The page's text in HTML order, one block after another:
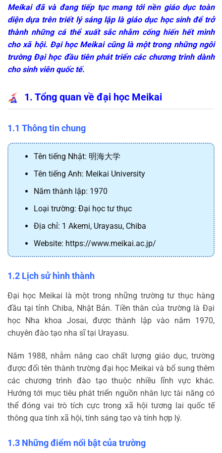
Meikai đã và đang tiếp tục mang tới nền giáo dục toàn
diện dựa trên triết lý sáng lập là giáo dục học sinh để trở
thành những cá thể xuất sắc nhằm cống hiến hết mình
cho xã hội. Đại học Meikai cũng là một trong những ngôi
trường Đại học đầu tiên phát triển các chương trình dành
cho sinh viên quốc tế.
1. Tổng quan về đại học Meikai
1.1 Thông tin chung
Tên tiếng Nhật: 明海大学
Tên tiếng Anh: Meikai University
Năm thành lập: 1970
Loại trường: Đại học tư thục
Địa chỉ: 1 Akemi, Urayasu, Chiba
Website: https://www.meikai.ac.jp/
1.2 Lịch sử hình thành
Đại học Meikai là một trong những trường tư thục hàng
đầu tại tỉnh Chiba, Nhật Bản. Tiền thân của trường là Đại
học Nha khoa Josai, được thành lập vào năm 1970,
chuyên đào tạo nha sĩ tại Urayasu.
Năm 1988, nhằm nâng cao chất lượng giáo dục, trường
được đổi tên thành trường đại học Meikai và bổ sung thêm
các chương trình đào tạo thuộc nhiều lĩnh vực khác.
Hướng tới mục tiêu phát triển nguồn nhân lực tài năng có
thể đóng vai trò tích cực trong xã hội tương lai quốc tế
thông qua tính xã hội, tính sáng tạo và tính hợp lý.
1.3 Những điểm nổi bật của trường